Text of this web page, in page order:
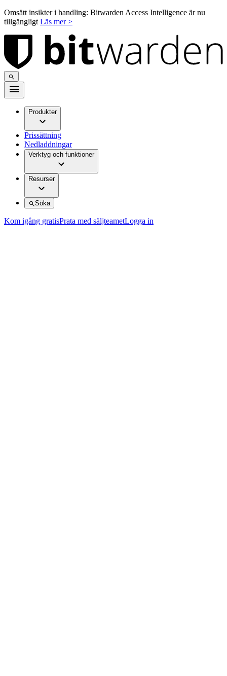
Omsätt insikter i handling: Bitwarden Access Intelligence är nu
tillgängligt Läs mer >
Produkter
Prissättning
Nedladdningar
Verktyg och funktioner
Resurser
Söka
Kom igång gratisPrata med säljteametLogga in